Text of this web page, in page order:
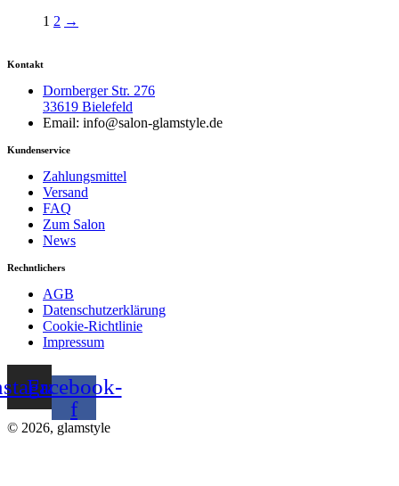
1 2 →
Kontakt
Dornberger Str. 276
33619 Bielefeld
Email: info@salon-glamstyle.de
Kundenservice
Zahlungsmittel
Versand
FAQ
Zum Salon
News
Rechntlichers
AGB
Datenschutzerklärung
Cookie-Richtlinie
Impressum
Facebook-
f
© 2026, glamstyle